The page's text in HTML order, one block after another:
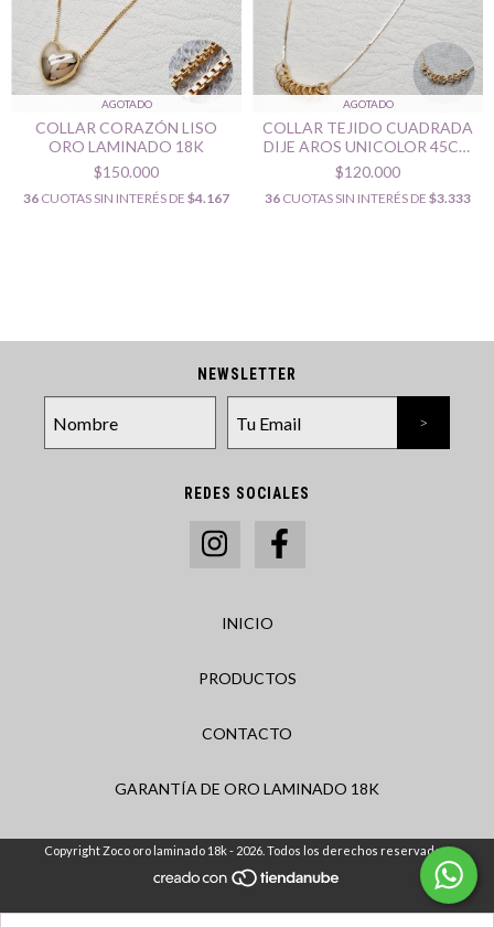
AGOTADO
COLLAR CORAZÓN LISO
ORO LAMINADO 18K
$150.000
36 CUOTAS SIN INTERÉS DE $4.167
AGOTADO
COLLAR TEJIDO CUADRADA
DIJE AROS UNICOLOR 45CM
ORO LAMINADO 18K
$120.000
36 CUOTAS SIN INTERÉS DE $3.333
NEWSLETTER
REDES SOCIALES
INICIO
PRODUCTOS
CONTACTO
GARANTÍA DE ORO LAMINADO 18K
Copyright Zoco oro laminado 18k - 2026. Todos los derechos reservados.